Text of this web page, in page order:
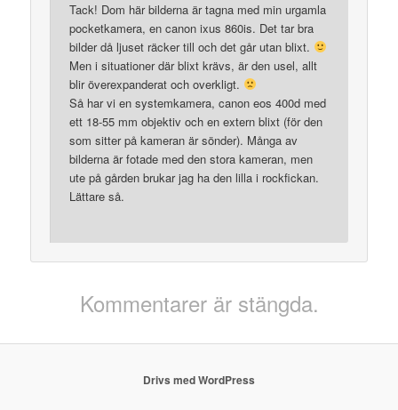
Tack! Dom här bilderna är tagna med min urgamla
pocketkamera, en canon ixus 860is. Det tar bra
bilder då ljuset räcker till och det går utan blixt.
Men i situationer där blixt krävs, är den usel, allt
blir överexpanderat och overkligt.
Så har vi en systemkamera, canon eos 400d med
ett 18-55 mm objektiv och en extern blixt (för den
som sitter på kameran är sönder). Många av
bilderna är fotade med den stora kameran, men
ute på gården brukar jag ha den lilla i rockfickan.
Lättare så.
Kommentarer är stängda.
Drivs med WordPress